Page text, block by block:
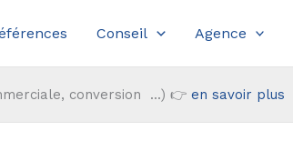
Conseil Agence
conversion ...) 👉 en savoir plus